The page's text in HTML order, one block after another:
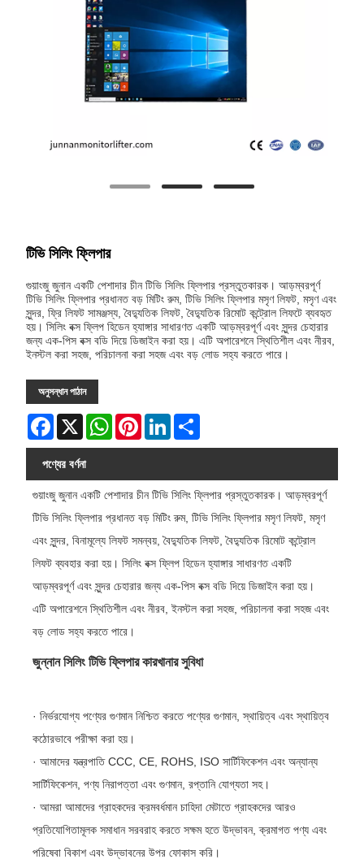
টিভি সিলিং ফ্লিপার
গুয়াংজু জুনান একটি পেশাদার চীন টিভি সিলিং ফ্লিপার প্রস্তুতকারক। আড়ম্বরপূর্ণ
টিভি সিলিং ফ্লিপার প্রধানত বড় মিটিং রুম, টিভি সিলিং ফ্লিপার মসৃণ লিফট, মসৃণ এবং
সুন্দর, ফ্রি লিফট সামঞ্জস্য, বৈদ্যুতিক লিফট, বৈদ্যুতিক রিমোট কন্ট্রোল লিফটে ব্যবহৃত
হয়। সিলিং বক্স ফ্লিপ হিডেন হ্যাঙ্গার সাধারণত একটি আড়ম্বরপূর্ণ এবং সুন্দর চেহারার
জন্য এক-পিস বক্স বডি দিয়ে ডিজাইন করা হয়। এটি অপারেশনে স্থিতিশীল এবং নীরব,
ইনস্টল করা সহজ, পরিচালনা করা সহজ এবং বড় লোড সহ্য করতে পারে।
অনুসন্ধান পাঠান
Facebook
X WhatsAppPinterestLinkedIn
পণ্যের বর্ণনা
গুয়াংজু জুনান একটি পেশাদার চীন টিভি সিলিং ফ্লিপার প্রস্তুতকারক। আড়ম্বরপূর্ণ
টিভি সিলিং ফ্লিপার প্রধানত বড় মিটিং রুম, টিভি সিলিং ফ্লিপার মসৃণ লিফট, মসৃণ
এবং সুন্দর, বিনামূল্যে লিফট সমন্বয়, বৈদ্যুতিক লিফট, বৈদ্যুতিক রিমোট কন্ট্রোল
লিফট ব্যবহার করা হয়। সিলিং বক্স ফ্লিপ হিডেন হ্যাঙ্গার সাধারণত একটি
আড়ম্বরপূর্ণ এবং সুন্দর চেহারার জন্য এক-পিস বক্স বডি দিয়ে ডিজাইন করা হয়।
এটি অপারেশনে স্থিতিশীল এবং নীরব, ইনস্টল করা সহজ, পরিচালনা করা সহজ এবং
বড় লোড সহ্য করতে পারে।
জুন্নান সিলিং টিভি ফ্লিপার কারখানার সুবিধা
· নির্ভরযোগ্য পণ্যের গুণমান নিশ্চিত করতে পণ্যের গুণমান, স্থায়িত্ব এবং স্থায়িত্ব
কঠোরভাবে পরীক্ষা করা হয়।
· আমাদের যন্ত্রপাতি CCC, CE, ROHS, ISO সার্টিফিকেশন এবং অন্যান্য
সার্টিফিকেশন, পণ্য নিরাপত্তা এবং গুণমান, রপ্তানি যোগ্যতা সহ।
· আমরা আমাদের গ্রাহকদের ক্রমবর্ধমান চাহিদা মেটাতে গ্রাহকদের আরও
প্রতিযোগিতামূলক সমাধান সরবরাহ করতে সক্ষম হতে উদ্ভাবন, ক্রমাগত পণ্য এবং
পরিষেবা বিকাশ এবং উদ্ভাবনের উপর ফোকাস করি।